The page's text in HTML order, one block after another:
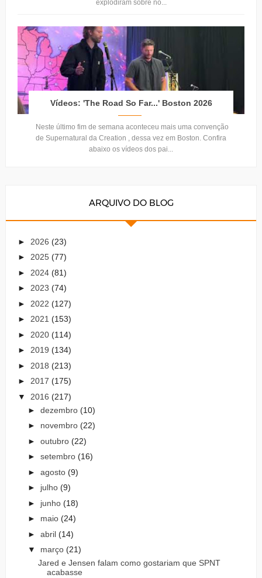
explodiram sobre nó...
Vídeos: 'The Road So Far...' Boston 2026
Neste último fim de semana aconteceu mais uma convenção
de Supernatural da Creation , dessa vez em Boston. Confira
abaixo os vídeos dos pai...
ARQUIVO DO BLOG
► 2026 (23)
► 2025 (77)
► 2024 (81)
► 2023 (74)
► 2022 (127)
► 2021 (153)
► 2020 (114)
► 2019 (134)
► 2018 (213)
► 2017 (175)
▼ 2016 (217)
► dezembro (10)
► novembro (22)
► outubro (22)
► setembro (16)
► agosto (9)
► julho (9)
► junho (18)
► maio (24)
► abril (14)
▼ março (21)
Jared e Jensen falam como gostariam que SPNT
acabasse